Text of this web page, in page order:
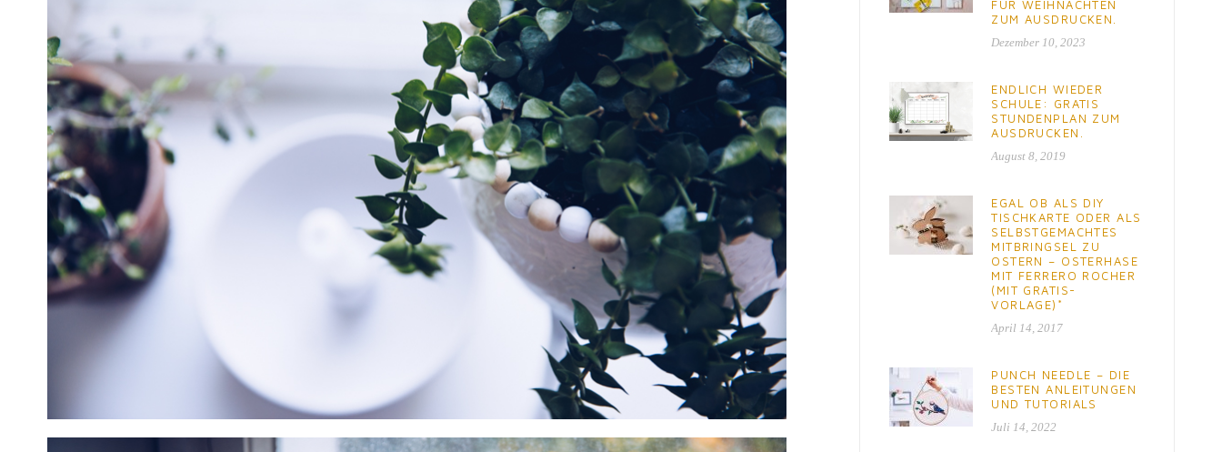
FÜR WEIHNACHTEN
ZUM AUSDRUCKEN.
Dezember 10, 2023
ENDLICH WIEDER
SCHULE: GRATIS
STUNDENPLAN ZUM
AUSDRUCKEN.
August 8, 2019
EGAL OB ALS DIY
TISCHKARTE ODER ALS
SELBSTGEMACHTES
MITBRINGSEL ZU
OSTERN – OSTERHASE
MIT FERRERO ROCHER
(MIT GRATIS-
VORLAGE)*
April 14, 2017
PUNCH NEEDLE – DIE
BESTEN ANLEITUNGEN
UND TUTORIALS
Juli 14, 2022